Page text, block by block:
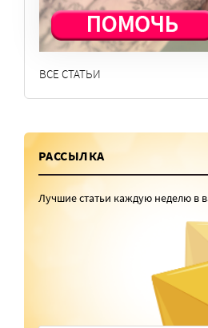
События
ВСЕ СТАТЬИ
РАССЫЛКА
Лучшие статьи каждую неделю в